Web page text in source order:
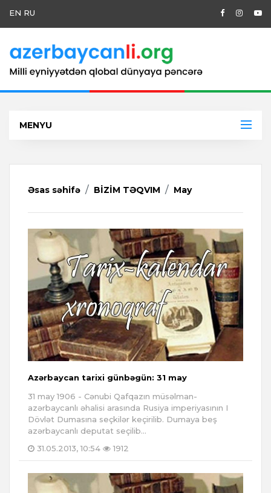
EN RU
MENYU
Əsas səhifə BİZİM TƏQVIM May
Azərbaycan tarixi günbəgün: 31 may
31 may 1906 - Cənubi Qafqazın müsəlman-
azərbaycanlı əhalisi arasında Rusiya imperiyasının I
Dövlət Dumasına seçkilər keçirilib. Dumaya beş
azərbaycanlı deputat seçilib...
31.05.2013, 10:54
1912